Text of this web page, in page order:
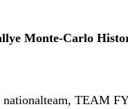
Monte-Carlo
TEAM